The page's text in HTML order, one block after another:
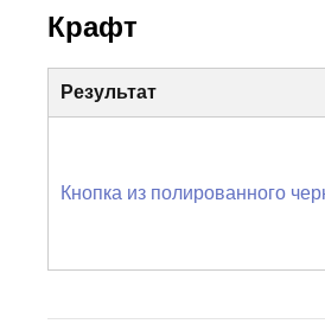
Крафт
Результат
Кнопка из полированного